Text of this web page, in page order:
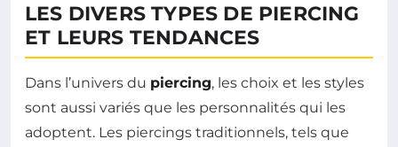
LES DIVERS TYPES DE PIERCING
ET LEURS TENDANCES
Dans l’univers du piercing, les choix et les styles
sont aussi variés que les personnalités qui les
adoptent. Les piercings traditionnels, tels que